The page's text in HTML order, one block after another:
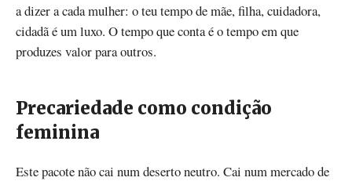
a dizer a cada mulher: o teu tempo de mãe, filha, cuidadora,
cidadã é um luxo. O tempo que conta é o tempo em que
produzes valor para outros.
Precariedade como condição
feminina
Este pacote não cai num deserto neutro. Cai num mercado de